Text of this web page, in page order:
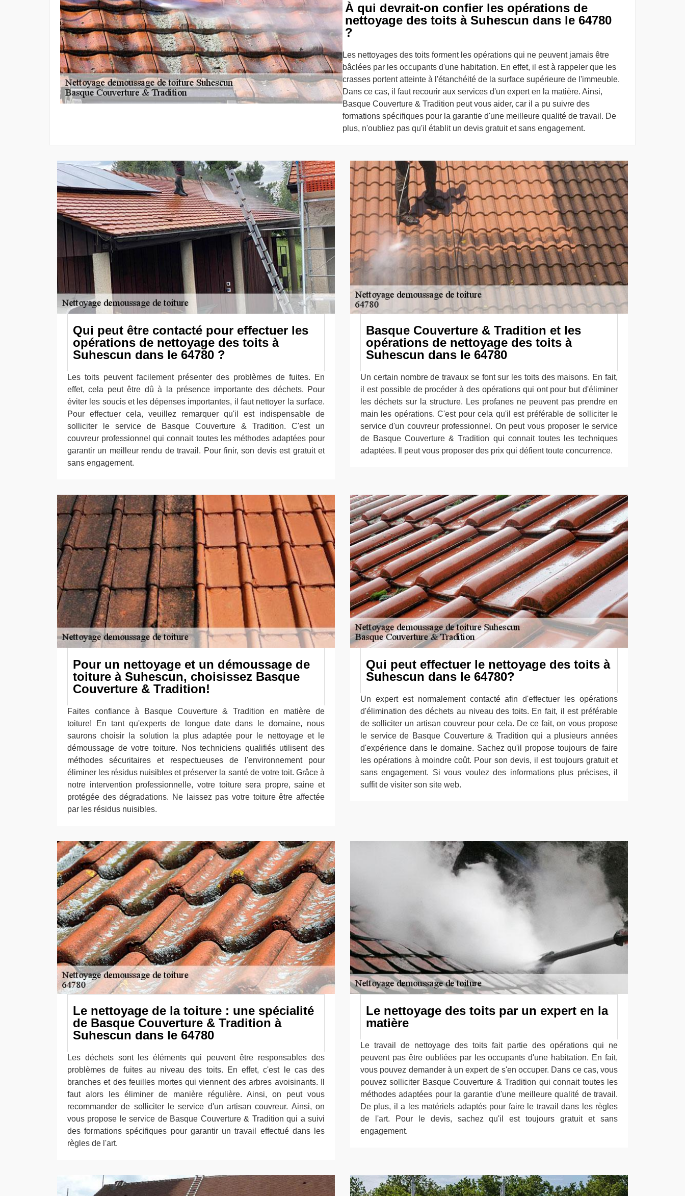
À qui devrait-on confier les opérations de
nettoyage des toits à Suhescun dans le 64780
?
Les nettoyages des toits forment les opérations qui ne peuvent jamais être
bâclées par les occupants d'une habitation. En effet, il est à rappeler que les
crasses portent atteinte à l'étanchéité de la surface supérieure de l'immeuble.
Dans ce cas, il faut recourir aux services d'un expert en la matière. Ainsi,
Basque Couverture & Tradition peut vous aider, car il a pu suivre des
formations spécifiques pour la garantie d'une meilleure qualité de travail. De
plus, n'oubliez pas qu'il établit un devis gratuit et sans engagement.
Qui peut être contacté pour effectuer les
opérations de nettoyage des toits à
Suhescun dans le 64780 ?
Les toits peuvent facilement présenter des problèmes de fuites. En
effet, cela peut être dû à la présence importante des déchets. Pour
éviter les soucis et les dépenses importantes, il faut nettoyer la surface.
Pour effectuer cela, veuillez remarquer qu'il est indispensable de
solliciter le service de Basque Couverture & Tradition. C'est un
couvreur professionnel qui connait toutes les méthodes adaptées pour
garantir un meilleur rendu de travail. Pour finir, son devis est gratuit et
sans engagement.
Basque Couverture & Tradition et les
opérations de nettoyage des toits à
Suhescun dans le 64780
Un certain nombre de travaux se font sur les toits des maisons. En fait,
il est possible de procéder à des opérations qui ont pour but d'éliminer
les déchets sur la structure. Les profanes ne peuvent pas prendre en
main les opérations. C'est pour cela qu'il est préférable de solliciter le
service d'un couvreur professionnel. On peut vous proposer le service
de Basque Couverture & Tradition qui connait toutes les techniques
adaptées. Il peut vous proposer des prix qui défient toute concurrence.
Pour un nettoyage et un démoussage de
toiture à Suhescun, choisissez Basque
Couverture & Tradition!
Faites confiance à Basque Couverture & Tradition en matière de
toiture! En tant qu'experts de longue date dans le domaine, nous
saurons choisir la solution la plus adaptée pour le nettoyage et le
démoussage de votre toiture. Nos techniciens qualifiés utilisent des
méthodes sécuritaires et respectueuses de l'environnement pour
éliminer les résidus nuisibles et préserver la santé de votre toit. Grâce à
notre intervention professionnelle, votre toiture sera propre, saine et
protégée des dégradations. Ne laissez pas votre toiture être affectée
par les résidus nuisibles.
Qui peut effectuer le nettoyage des toits à
Suhescun dans le 64780?
Un expert est normalement contacté afin d'effectuer les opérations
d'élimination des déchets au niveau des toits. En fait, il est préférable
de solliciter un artisan couvreur pour cela. De ce fait, on vous propose
le service de Basque Couverture & Tradition qui a plusieurs années
d'expérience dans le domaine. Sachez qu'il propose toujours de faire
les opérations à moindre coût. Pour son devis, il est toujours gratuit et
sans engagement. Si vous voulez des informations plus précises, il
suffit de visiter son site web.
Le nettoyage de la toiture : une spécialité
de Basque Couverture & Tradition à
Suhescun dans le 64780
Les déchets sont les éléments qui peuvent être responsables des
problèmes de fuites au niveau des toits. En effet, c'est le cas des
branches et des feuilles mortes qui viennent des arbres avoisinants. Il
faut alors les éliminer de manière régulière. Ainsi, on peut vous
recommander de solliciter le service d'un artisan couvreur. Ainsi, on
vous propose le service de Basque Couverture & Tradition qui a suivi
des formations spécifiques pour garantir un travail effectué dans les
règles de l'art.
Le nettoyage des toits par un expert en la
matière
Le travail de nettoyage des toits fait partie des opérations qui ne
peuvent pas être oubliées par les occupants d'une habitation. En fait,
vous pouvez demander à un expert de s'en occuper. Dans ce cas, vous
pouvez solliciter Basque Couverture & Tradition qui connait toutes les
méthodes adaptées pour la garantie d'une meilleure qualité de travail.
De plus, il a les matériels adaptés pour faire le travail dans les règles
de l'art. Pour le devis, sachez qu'il est toujours gratuit et sans
engagement.